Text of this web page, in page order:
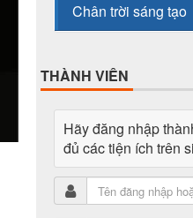
Chân trời sáng tạo
THÀNH VIÊN
Hãy đăng nhập
đủ các tiện ích trên